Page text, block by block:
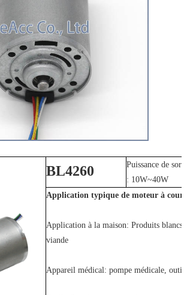
BL4260
Puissance de
: 10W~40W
Application typique de moteur à
Application à la maison: Produits
viande
Appareil médical: pompe médicale,